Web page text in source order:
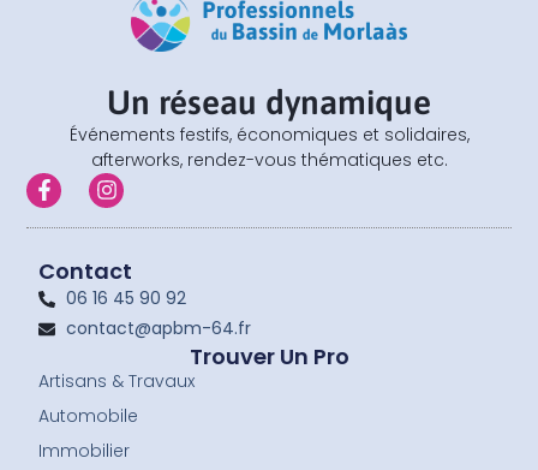
Trouver Un Pro
Artisans & Travaux
Automobile
Immobilier
Contact
06 16 45 90 92
contact@apbm-64.fr
Un réseau dynamique
Événements festifs, économiques et solidaires,
afterworks, rendez-vous thématiques etc.
F
a
c
b
o
o
k
f
I
n
s
a
g
r
a